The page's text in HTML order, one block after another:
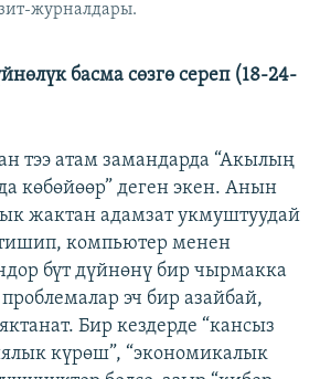
журналдары.
басма сөзгө сереп (18-24-
тээ атам замандарда “Акылың
көбөйөөр” деген экен. Анын
жактан адамзат укмуштуудай
компьютер менен
бүт дүйнөнү бир чырмакка
эч бир азайбай,
Бир кездерде “кансыз
күрөш”, “экономикалык